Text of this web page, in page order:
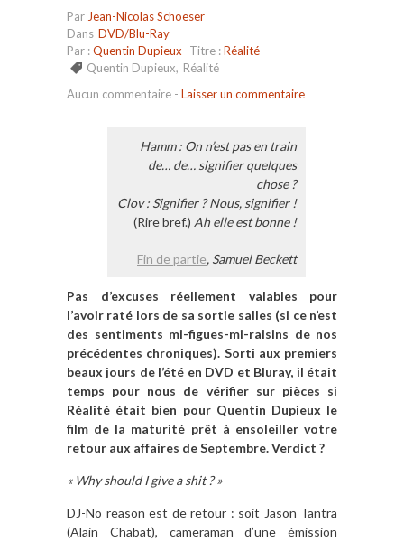
Par Jean-Nicolas Schoeser
Dans DVD/Blu-Ray
Par :Quentin Dupieux Titre :Réalité
Quentin Dupieux, Réalité
Aucun commentaire - Laisser un commentaire
Hamm: On n’est pas en train
de… de… signifier quelques
chose ?
Clov: Signifier ? Nous, signifier !
(Rire bref.) Ah elle est bonne !
Fin de partie, Samuel Beckett
Pas d’excuses réellement valables pour
l’avoir raté lors de sa sortie salles (si ce n’est
des sentiments mi-figues-mi-raisins de nos
précédentes chroniques). Sorti aux premiers
beaux jours de l’été en DVD et Bluray, il était
temps pour nous de vérifier sur pièces si
Réalité était bien pour Quentin Dupieux le
film de la maturité prêt à ensoleiller votre
retour aux affaires de Septembre. Verdict ?
« Why should I give a shit ? »
DJ-No reason est de retour : soit Jason Tantra
(Alain Chabat), cameraman d’une émission